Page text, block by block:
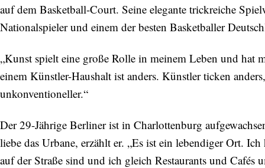
auf dem Basketball-Court. Seine elegante trickreiche
Nationalspieler und einem der besten Basketballer
„Kunst spielt eine große Rolle in meinem Leben und hat
einem Künstler-Haushalt ist anders. Künstler ticken
unkonventioneller.“
Der 29-Jährige Berliner ist in Charlottenburg
liebe das Urbane, erzählt er. „Es ist ein lebendiger Ort.
auf der Straße sind und ich gleich Restaurants und Cafés